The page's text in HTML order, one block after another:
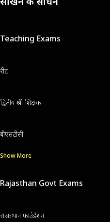
Teaching Exams
रीट
द्वितीय श्रेणी शिक्षक
बीएसटीसी
Show More
Rajasthan Govt Exams
राजस्थान फाउंडेशन